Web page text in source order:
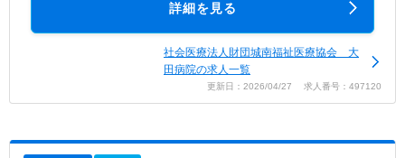
詳細を見る
社会医療法人財団城南福祉医療協会 大
田病院の求人一覧
更新日：2026/04/27 求人番号：497120